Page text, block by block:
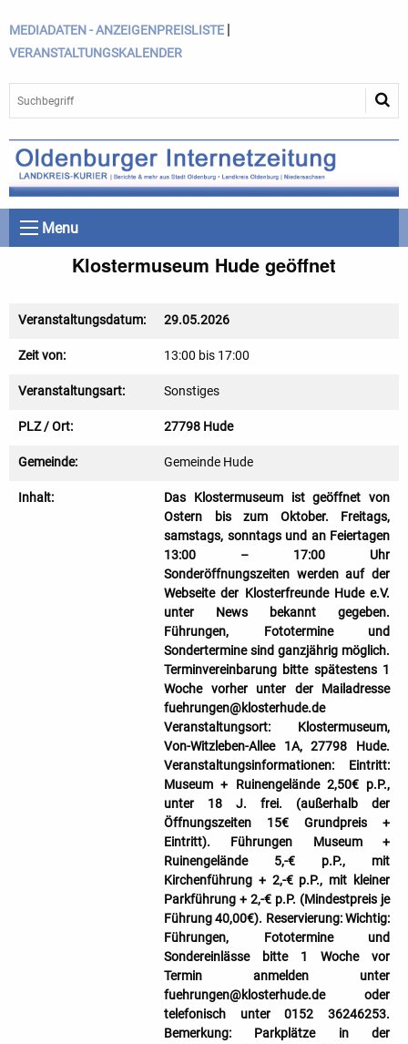
MEDIADATEN - ANZEIGENPREISLISTE |
VERANSTALTUNGSKALENDER
Menu
Klostermuseum Hude geöffnet
Veranstaltungsdatum: 29.05.2026
Zeit von: 13:00 bis 17:00
Veranstaltungsart: Sonstiges
PLZ / Ort: 27798 Hude
Gemeinde: Gemeinde Hude
Inhalt:
Das Klostermuseum ist geöffnet von
Ostern bis zum Oktober. Freitags,
samstags, sonntags und an Feiertagen
13:00 – 17:00 Uhr
Sonderöffnungszeiten werden auf der
Webseite der Klosterfreunde Hude e.V.
unter News bekannt gegeben.
Führungen, Fototermine und
Sondertermine sind ganzjährig möglich.
Terminvereinbarung bitte spätestens 1
Woche vorher unter der Mailadresse
fuehrungen@klosterhude.de
Veranstaltungsort: Klostermuseum,
Von-Witzleben-Allee 1A, 27798 Hude.
Veranstaltungsinformationen: Eintritt:
Museum + Ruinengelände 2,50€ p.P.,
unter 18 J. frei. (außerhalb der
Öffnungszeiten 15€ Grundpreis +
Eintritt). Führungen Museum +
Ruinengelände 5,-€ p.P., mit
Kirchenführung + 2,-€ p.P., mit kleiner
Parkführung + 2,-€ p.P. (Mindestpreis je
Führung 40,00€). Reservierung: Wichtig:
Führungen, Fototermine und
Sondereinlässe bitte 1 Woche vor
Termin anmelden unter
fuehrungen@klosterhude.de oder
telefonisch unter 0152 36246253.
Bemerkung: Parkplätze in der